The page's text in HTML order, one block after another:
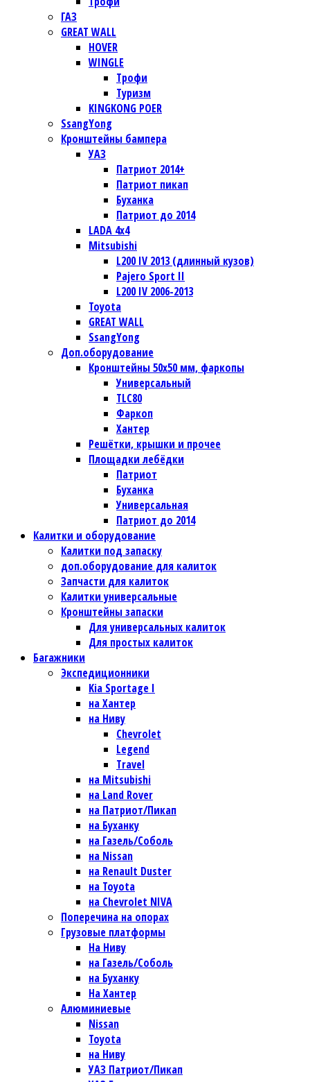
ГАЗ
GREAT WALL
HOVER
WINGLE
Трофи
Туризм
KINGKONG POER
SsangYong
Кронштейны бампера
УАЗ
Патриот 2014+
Патриот пикап
Буханка
Патриот до 2014
LADA 4x4
Mitsubishi
L200 IV 2013 (длинный кузов)
Pajero Sport II
L200 IV 2006-2013
Toyota
GREAT WALL
SsangYong
Доп.оборудование
Кронштейны 50х50 мм, фаркопы
Универсальный
TLC80
Фаркоп
Хантер
Решётки, крышки и прочее
Площадки лебёдки
Патриот
Буханка
Универсальная
Патриот до 2014
Калитки и оборудование
Калитки под запаску
доп.оборудование для калиток
Запчасти для калиток
Калитки универсальные
Кронштейны запаски
Для универсальных калиток
Для простых калиток
Багажники
Экспедиционники
Kia Sportage I
на Хантер
на Ниву
Chevrolet
Legend
Travel
на Mitsubishi
на Land Rover
на Патриот/Пикап
на Буханку
на Газель/Соболь
на Nissan
на Renault Duster
на Toyota
на Chevrolet NIVA
Поперечина на опорах
Грузовые платформы
На Ниву
на Газель/Соболь
на Буханку
На Хантер
Алюминиевые
Nissan
Toyota
на Ниву
УАЗ Патриот/Пикап